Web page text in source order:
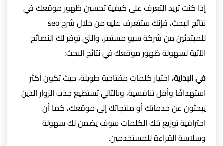
إذا كنت تريد التعرف على كيفية تحسين ظهور موقعك في
نتائج البحث، فإنك ستتعرف عليه من خلال شرح seo
للمبتدئين من شركة سيو مستمر، والتي توفر لك النصائح
الآتية لسهولة ظهور موقعك في نتائج البحث:
في البداية،اختيار كلمات مفتاحية طويلة، حيث تكون أكثر
استهدافًا وأقل تنافسية، وبالتالي تستطيع جذب الزوار الذين
يبحثون عن خدماتك أو منتجاتك إلى موقعك، كما أن
احترافية توزيع تلك الكلمات سوف يضمن لك سهولة
وسلاسة القراءة للمستخدمين.